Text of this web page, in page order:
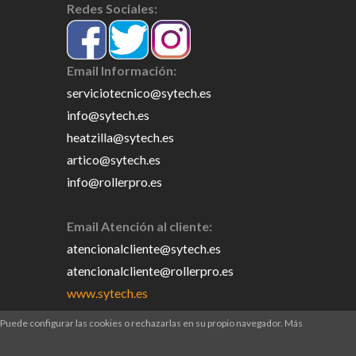
Redes Sociales:
Email Información:
serviciotecnico@sytech.es
info@sytech.es
heatzilla@sytech.es
artico@sytech.es
info@rollerpro.es
Email Atención al cliente:
atencionalcliente@sytech.es
atencionalcliente@rollerpro.es
www.sytech.es
configurar las cookies o rechazarlas en su propio navegador. Más